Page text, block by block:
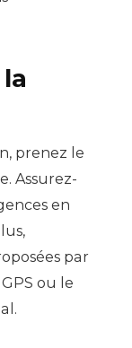
prenez le
Assurez-
en
par
ou le